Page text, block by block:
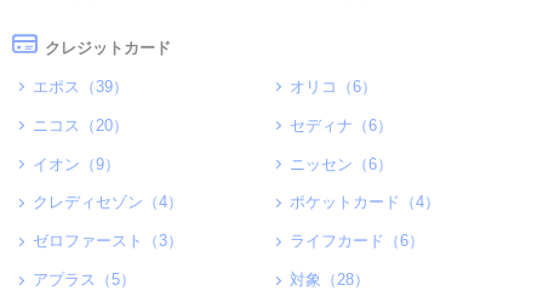
クレジットカード
エポス（39） オリコ（6）
ニコス（20） セディナ（6）
イオン（9） ニッセン（6）
クレディセゾン（4） ポケットカード（4）
ゼロファースト（3） ライフカード（6）
アプラス（5） 対象（28）